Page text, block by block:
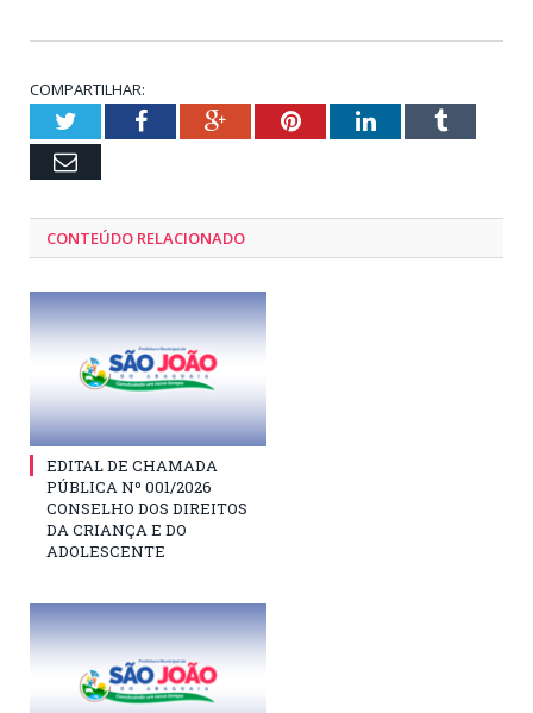
COMPARTILHAR:
TwitterFacebookGoogle+PinterestLinkedInTumblr
Email
CONTEÚDO RELACIONADO
EDITAL DE CHAMADA
PÚBLICA Nº 001/2026
CONSELHO DOS DIREITOS
DA CRIANÇA E DO
ADOLESCENTE